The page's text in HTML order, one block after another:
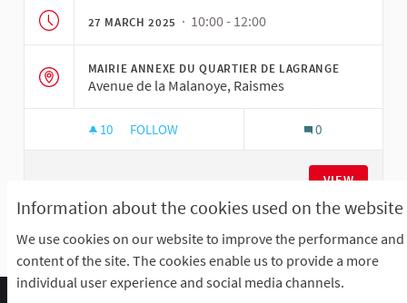
Information about the cookies used on the website
We use cookies on our website to improve the performance and
content of the site. The cookies enable us to provide a more
individual user experience and social media channels.
27 MARCH 2025 · 10:00 - 12:00
MAIRIE ANNEXE DU QUARTIER DE LAGRANGE
Avenue de la Malanoye, Raismes
10 10 FOLLOWERS
FOLLOW 0
VIEW
See all withdrawn meetings